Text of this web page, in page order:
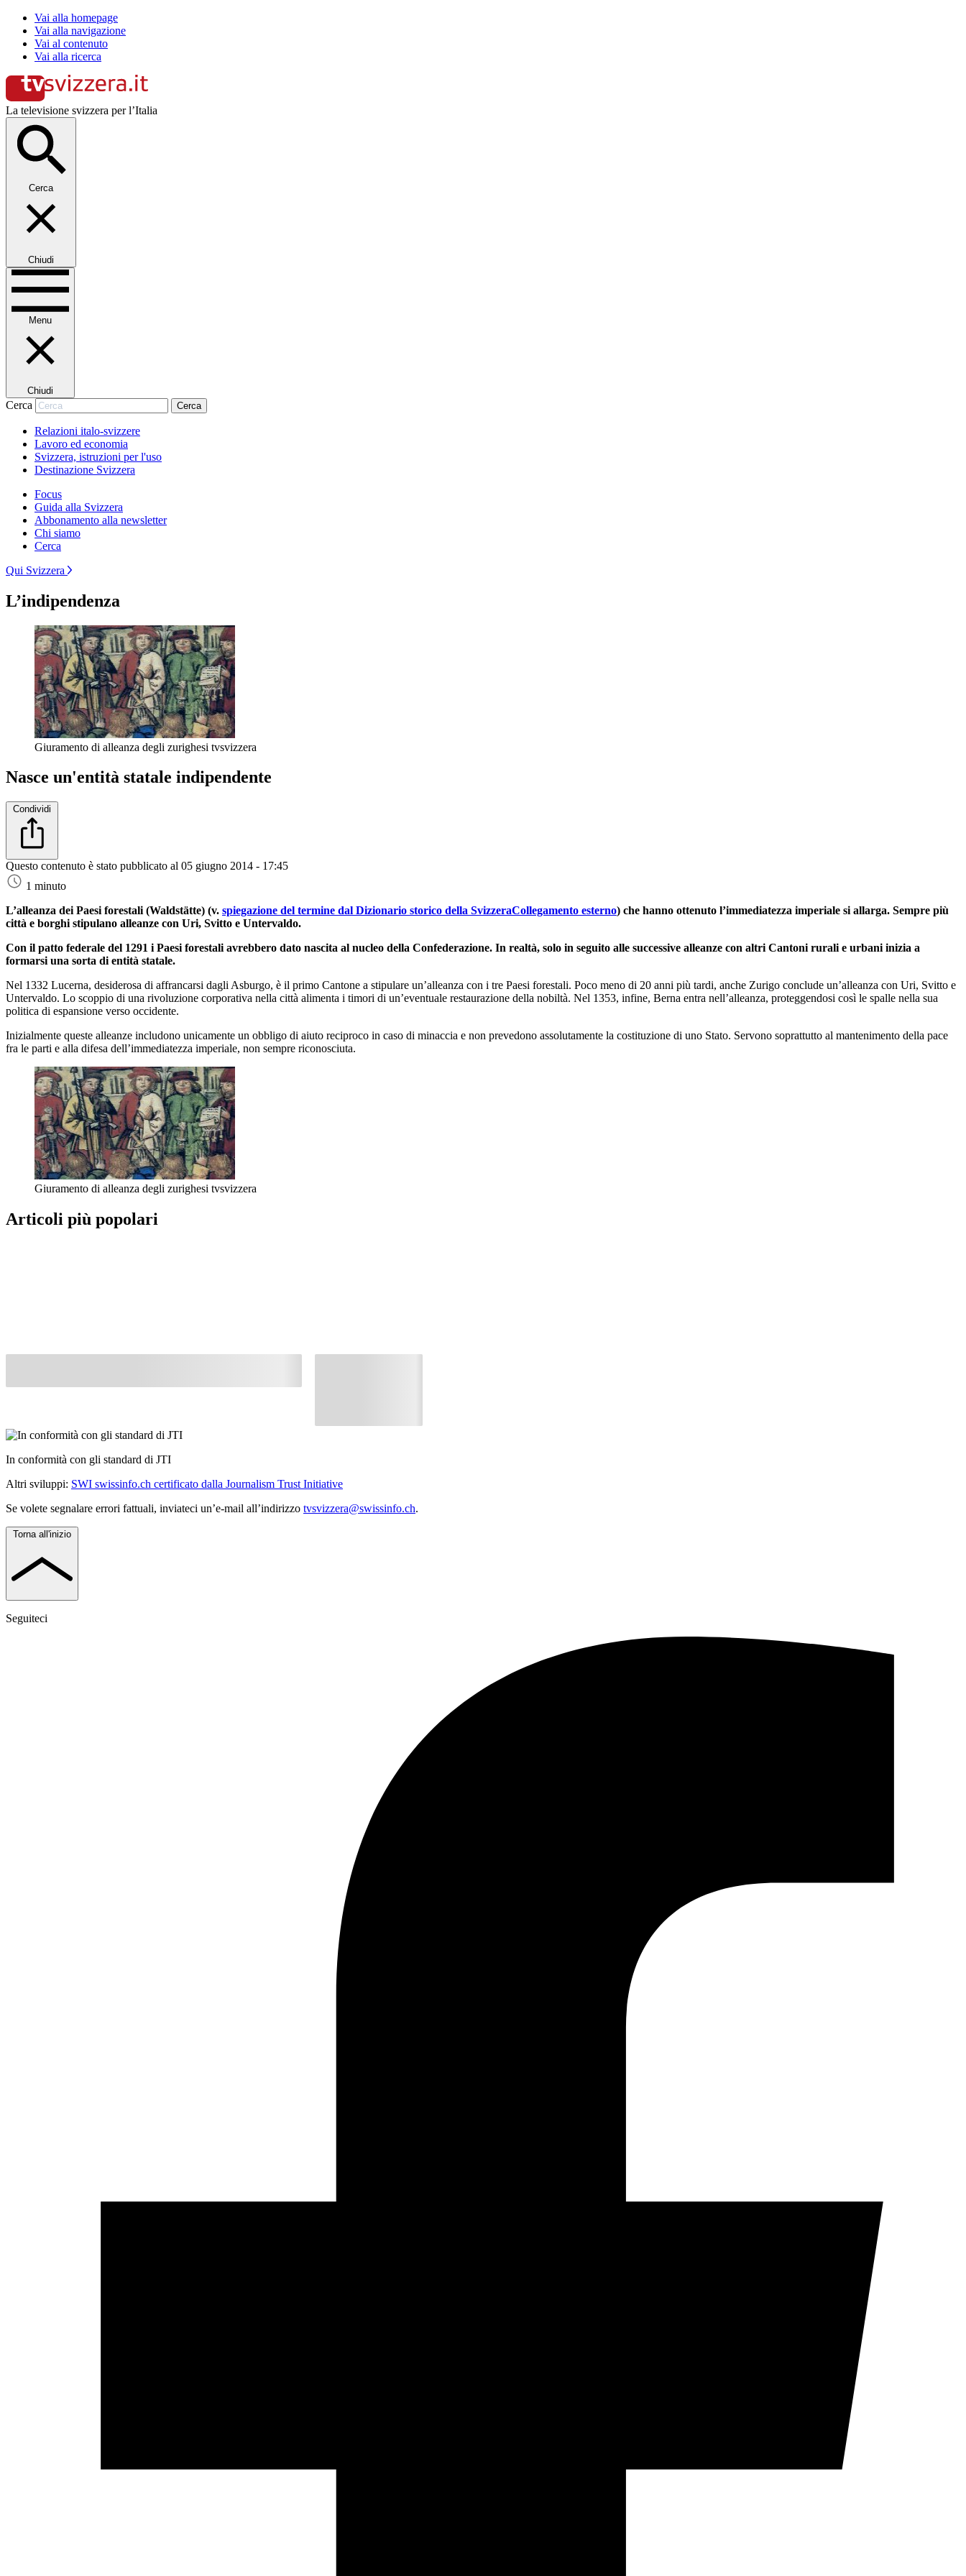
Vai alla homepage
Vai alla navigazione
Vai al contenuto
Vai alla ricerca
La televisione svizzera per l’Italia
Cerca
Chiudi
Menu
Chiudi
Cerca Cerca
Relazioni italo-svizzere
Lavoro ed economia
Svizzera, istruzioni per l'uso
Destinazione Svizzera
Focus
Guida alla Svizzera
Abbonamento alla newsletter
Chi siamo
Cerca
Qui Svizzera
L’indipendenza
Giuramento di alleanza degli zurighesi tvsvizzera
Nasce un'entità statale indipendente
Condividi
Questo contenuto è stato pubblicato al 05 giugno 2014 - 17:45
1 minuto
L’alleanza dei Paesi forestali (Waldstätte) (v. spiegazione del termine dal Dizionario storico della SvizzeraCollegamento esterno) che hanno ottenuto l’immediatezza imperiale si allarga. Sempre più
città e borghi stipulano alleanze con Uri, Svitto e Untervaldo.
Con il patto federale del 1291 i Paesi forestali avrebbero dato nascita al nucleo della Confederazione. In realtà, solo in seguito alle successive alleanze con altri Cantoni rurali e urbani inizia a
formarsi una sorta di entità statale.
Nel 1332 Lucerna, desiderosa di affrancarsi dagli Asburgo, è il primo Cantone a stipulare un’alleanza con i tre Paesi forestali. Poco meno di 20 anni più tardi, anche Zurigo conclude un’alleanza con Uri, Svitto e
Untervaldo. Lo scoppio di una rivoluzione corporativa nella città alimenta i timori di un’eventuale restaurazione della nobiltà. Nel 1353, infine, Berna entra nell’alleanza, proteggendosi così le spalle nella sua
politica di espansione verso occidente.
Inizialmente queste alleanze includono unicamente un obbligo di aiuto reciproco in caso di minaccia e non prevedono assolutamente la costituzione di uno Stato. Servono soprattutto al mantenimento della pace
fra le parti e alla difesa dell’immediatezza imperiale, non sempre riconosciuta.
Giuramento di alleanza degli zurighesi tvsvizzera
Articoli più popolari
In conformità con gli standard di JTI
Altri sviluppi: SWI swissinfo.ch certificato dalla Journalism Trust Initiative
Se volete segnalare errori fattuali, inviateci un’e-mail all’indirizzo tvsvizzera@swissinfo.ch.
Torna all'inizio
Seguiteci